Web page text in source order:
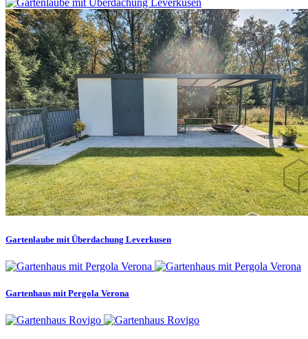
Gartenlaube mit Überdachung Leverkusen
Gartenhaus mit Pergola Verona